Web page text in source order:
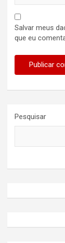
Salvar meus
que eu
Pesquisar